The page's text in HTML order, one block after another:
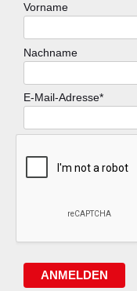
Vorname
Nachname
E-Mail-Adresse*
ANMELDEN